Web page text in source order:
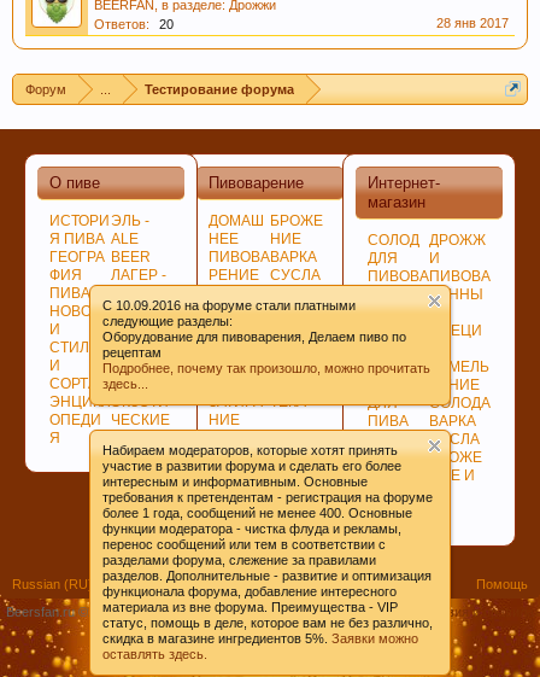
C 10.09.2016 на форуме стали платными
следующие разделы:
Оборудование для пивоварения, Делаем пиво по
рецептам
Подробнее, почему так произошло, можно прочитать
здесь...
Набираем модераторов, которые хотят принять
участие в развитии форума и сделать его более
интересным и информативным. Основные
требования к претендентам - регистрация на форуме
более 1 года, сообщений не менее 400. Основные
функции модератора - чистка флуда и рекламы,
перенос сообщений или тем в соответствии с
разделами форума, слежение за правилами
разделов. Дополнительные - развитие и оптимизация
функционала форума, добавление интересного
материала из вне форума. Преимущества - VIP
статус, помощь в деле, которое вам не без различно,
скидка в магазине ингредиентов 5%. Заявки можно
оставлять здесь.
BEERFAN , в разделе: Дрожжи
Ответов:
20 28 янв 2017
Форум Тестирование форума
Интернет-
магазин
СОЛОД
ДЛЯ
ПИВОВА
НЕСОЛ
СЫРЬЁ
ДЛЯ
ПИВА
ВАРКИ
ХМЕЛЯ
ДРОЖЖ
И
ПИВОВА
РЕННЫ
Е
СПЕЦИ
ИЗМЕЛЬ
ЧЕНИЕ
СОЛОДА
ВАРКА
СУСЛА
БРОЖЕ
НИЕ И
ВЫДЕРЖКА
ПИВА
О пиве
ИСТОРИ
Я ПИВА
ГЕОГРА
ФИЯ
ПИВА
НОВОСТ
И
СТИЛИ
И
СОРТА
ЭНЦИКЛ
ОПЕДИ
Я
ЭЛЬ -
ALE
BEER
ЛАГЕР -
ПО
ЦВЕТУ
ГИБРИД
НЫЕ
СОРТА
ЭКЗОТИ
ЧЕСКИЕ
Пивоварение
ДОМАШ
НЕЕ
ПИВОВА
РЕНИЕ
ОВКА,
ПРОГРА
ММЫ
СОВЕТ
ЗАТИРА
НИЕ
БРОЖЕ
НИЕ
ВАРКА
СУСЛА
LAGER
СОЗРЕВ
АНИЕ
ПИВА
ТЕКА
Russian (RU)
Помощь
Условия и правила
Beersfan.ru ©2009-20ХХ